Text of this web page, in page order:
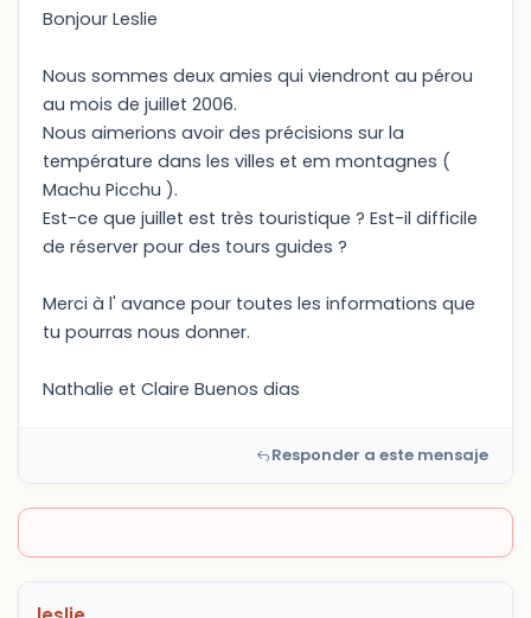
Bonjour Leslie
Nous sommes deux amies qui viendront au pérou
au mois de juillet 2006.
Nous aimerions avoir des précisions sur la
température dans les villes et em montagnes (
Machu Picchu ).
Est-ce que juillet est très touristique ? Est-il difficile
de réserver pour des tours guides ?
Merci à l' avance pour toutes les informations que
tu pourras nous donner.
Nathalie et Claire Buenos dias
Responder a este mensaje